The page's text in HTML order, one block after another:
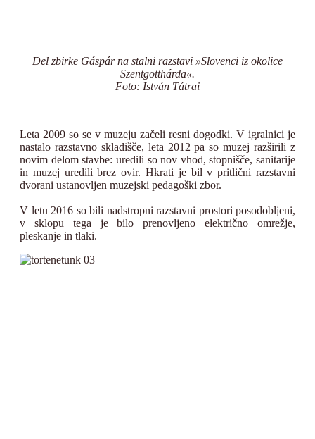
Del zbirke Gáspár na stalni razstavi »Slovenci iz okolice
Szentgotthárda«.
Foto: István Tátrai
Leta 2009 so se v muzeju začeli resni dogodki. V igralnici je
nastalo razstavno skladišče, leta 2012 pa so muzej razširili z
novim delom stavbe: uredili so nov vhod, stopnišče, sanitarije
in muzej uredili brez ovir. Hkrati je bil v pritlični razstavni
dvorani ustanovljen muzejski pedagoški zbor.
V letu 2016 so bili nadstropni razstavni prostori posodobljeni,
v sklopu tega je bilo prenovljeno električno omrežje,
pleskanje in tlaki.